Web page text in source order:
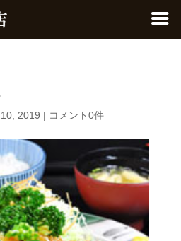
2019 | コメント0件